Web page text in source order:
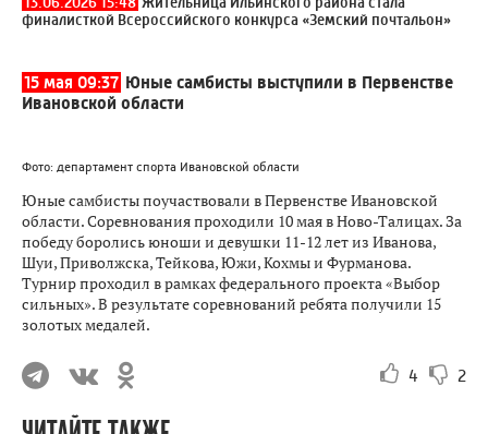
финалисткой Всероссийского конкурса «Земский почтальон»
15 мая 09:37 Юные самбисты выступили в Первенстве
Ивановской области